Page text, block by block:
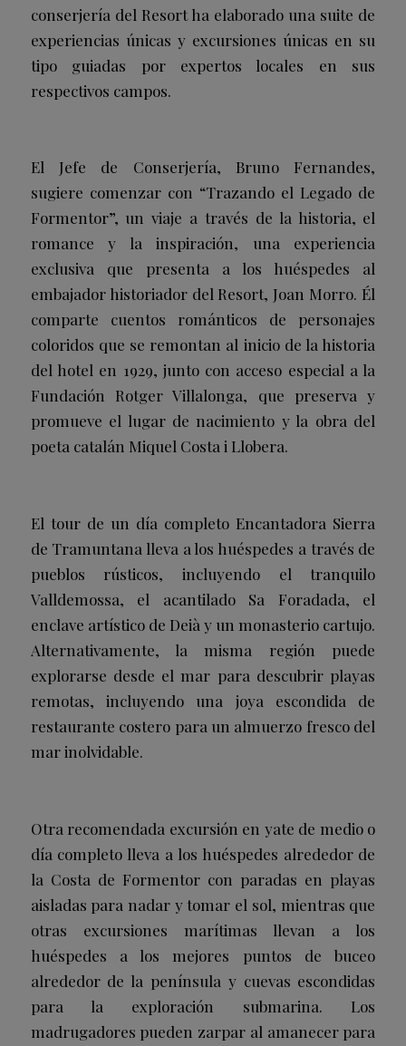
conserjería del Resort ha elaborado una suite de
experiencias únicas y excursiones únicas en su
tipo guiadas por expertos locales en sus
respectivos campos.
El Jefe de Conserjería, Bruno Fernandes,
sugiere comenzar con “Trazando el Legado de
Formentor”, un viaje a través de la historia, el
romance y la inspiración, una experiencia
exclusiva que presenta a los huéspedes al
embajador historiador del Resort, Joan Morro. Él
comparte cuentos románticos de personajes
coloridos que se remontan al inicio de la historia
del hotel en 1929, junto con acceso especial a la
Fundación Rotger Villalonga, que preserva y
promueve el lugar de nacimiento y la obra del
poeta catalán Miquel Costa i Llobera.
El tour de un día completo Encantadora Sierra
de Tramuntana lleva a los huéspedes a través de
pueblos rústicos, incluyendo el tranquilo
Valldemossa, el acantilado Sa Foradada, el
enclave artístico de Deià y un monasterio cartujo.
Alternativamente, la misma región puede
explorarse desde el mar para descubrir playas
remotas, incluyendo una joya escondida de
restaurante costero para un almuerzo fresco del
mar inolvidable.
Otra recomendada excursión en yate de medio o
día completo lleva a los huéspedes alrededor de
la Costa de Formentor con paradas en playas
aisladas para nadar y tomar el sol, mientras que
otras excursiones marítimas llevan a los
huéspedes a los mejores puntos de buceo
alrededor de la península y cuevas escondidas
para la exploración submarina. Los
madrugadores pueden zarpar al amanecer para